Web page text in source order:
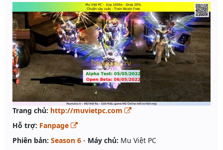
Trang chủ: http://muvietpc.com
Hỗ trợ: Fanpage
Phiên bản: Season 6 - Máy chủ: Mu Việt PC